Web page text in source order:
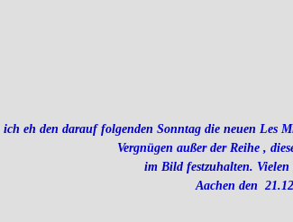
ich eh den darauf folgenden Sonntag die neuen Les
Vergnügen außer der Reihe ,
im Bild festzuhalten.
Aachen den